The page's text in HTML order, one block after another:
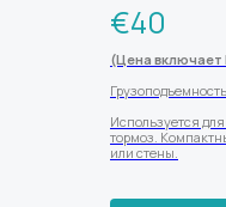
€40
(Цена
Используется
тормоз.
или стены.